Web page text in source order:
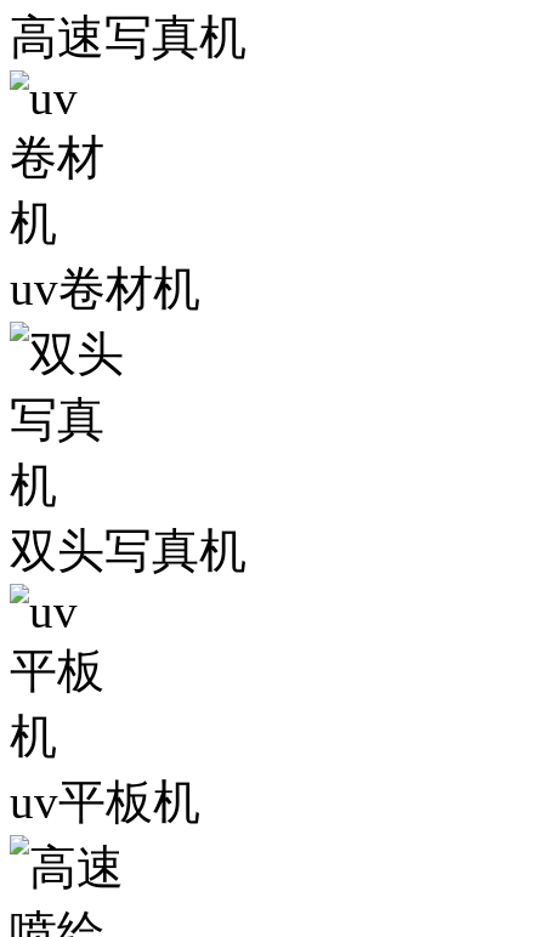
高速写真机
uv卷材机
双头写真机
uv平板机